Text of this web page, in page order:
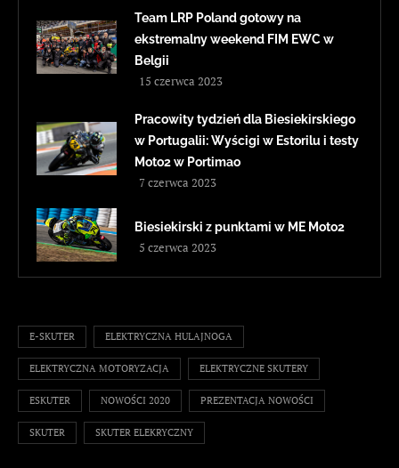
Team LRP Poland gotowy na
ekstremalny weekend FIM EWC w
Belgii
15 czerwca 2023
Pracowity tydzień dla Biesiekirskiego
w Portugalii: Wyścigi w Estorilu i testy
Moto2 w Portimao
7 czerwca 2023
Biesiekirski z punktami w ME Moto2
5 czerwca 2023
E-SKUTER ELEKTRYCZNA HULAJNOGA
ELEKTRYCZNA MOTORYZACJA ELEKTRYCZNE SKUTERY
ESKUTER NOWOŚCI 2020 PREZENTACJA NOWOŚCI
SKUTER SKUTER ELEKRYCZNY